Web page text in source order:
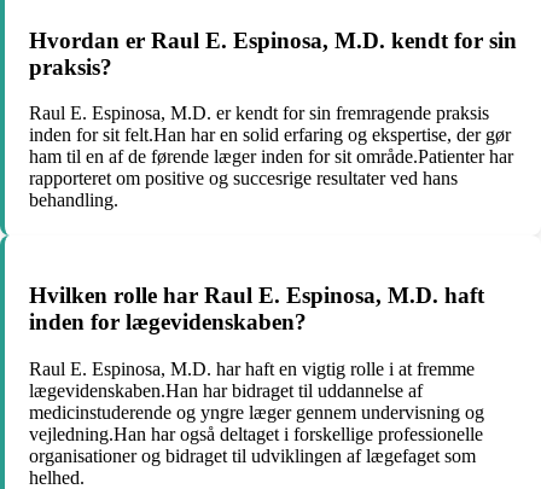
Hvordan er Raul E. Espinosa, M.D. kendt for sin
praksis?
Raul E. Espinosa, M.D. er kendt for sin fremragende praksis
inden for sit felt.Han har en solid erfaring og ekspertise, der gør
ham til en af de førende læger inden for sit område.Patienter har
rapporteret om positive og succesrige resultater ved hans
behandling.
Hvilken rolle har Raul E. Espinosa, M.D. haft
inden for lægevidenskaben?
Raul E. Espinosa, M.D. har haft en vigtig rolle i at fremme
lægevidenskaben.Han har bidraget til uddannelse af
medicinstuderende og yngre læger gennem undervisning og
vejledning.Han har også deltaget i forskellige professionelle
organisationer og bidraget til udviklingen af lægefaget som
helhed.